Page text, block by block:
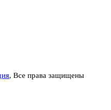
, Все права защищены